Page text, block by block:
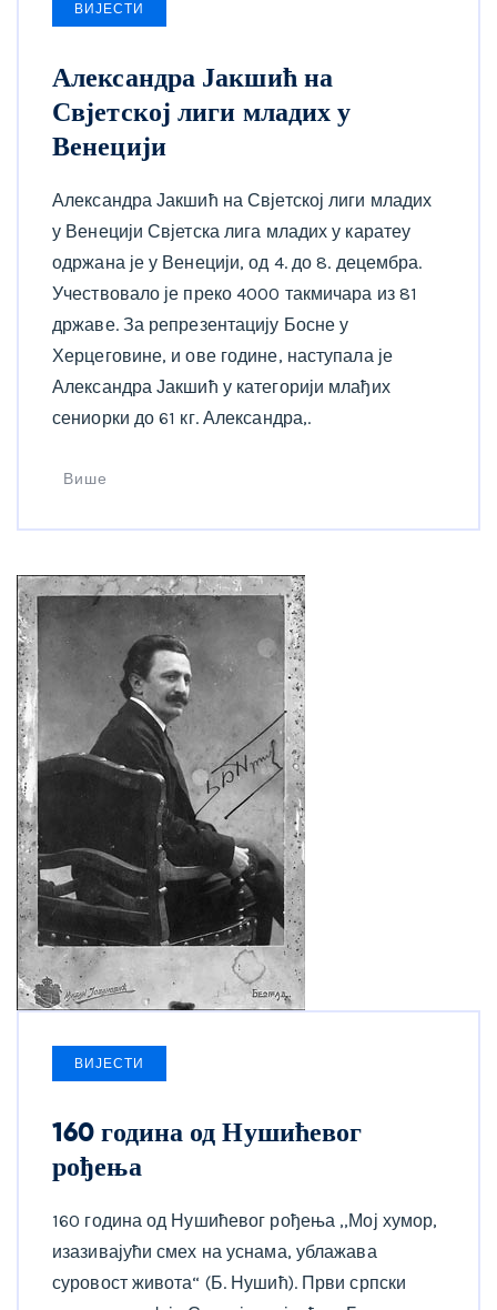
ВИЈЕСТИ
Александра Јакшић на
Свјетској лиги младих у
Венецији
Александра Јакшић на Свјетској лиги младих
у Венецији Свјетска лига младих у каратеу
одржана је у Венецији, од 4. до 8. децембра.
Учествовало је преко 4000 такмичара из 81
државе. За репрезентацију Босне у
Херцеговине, и ове године, наступала је
Александра Јакшић у категорији млађих
сениорки до 61 кг. Александра,.
Више
ВИЈЕСТИ
160 година од Нушићевог
рођења
160 година од Нушићевог рођења ,,Мој хумор,
изазивајући смех на уснама, ублажава
суровост живота“ (Б. Нушић). Први српски